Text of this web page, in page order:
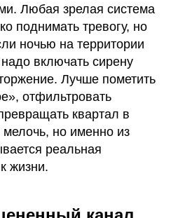
Любая зрелая система
поднимать тревогу, но
ночью на территории
включать сирену
Лучше пометить
отфильтровать
квартал в
мелочь, но именно из
реальная
жизни.